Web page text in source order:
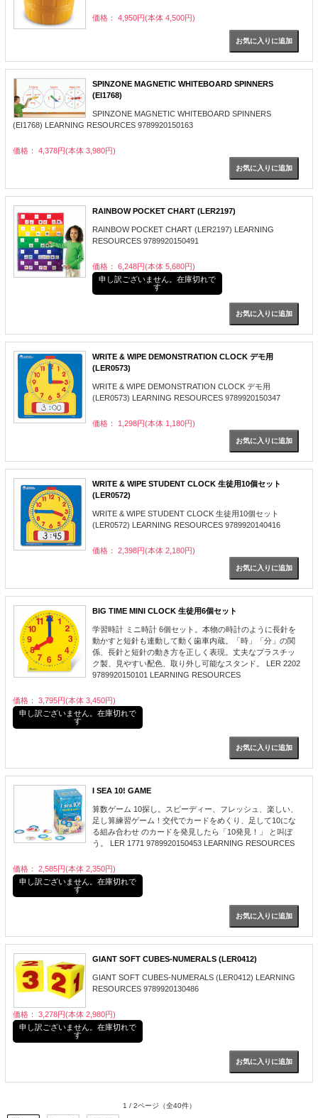
価格： 4,950円(本体 4,500円)
SPINZONE MAGNETIC WHITEBOARD SPINNERS
(EI1768)
SPINZONE MAGNETIC WHITEBOARD SPINNERS
(EI1768) LEARNING RESOURCES 9789920150163
価格： 4,378円(本体 3,980円)
RAINBOW POCKET CHART (LER2197)
RAINBOW POCKET CHART (LER2197) LEARNING
RESOURCES 9789920150491
価格： 6,248円(本体 5,680円)
申し訳ございません。在庫切れで
す
WRITE & WIPE DEMONSTRATION CLOCK デモ用
(LER0573)
WRITE & WIPE DEMONSTRATION CLOCK デモ用
(LER0573) LEARNING RESOURCES 9789920150347
価格： 1,298円(本体 1,180円)
WRITE & WIPE STUDENT CLOCK 生徒用10個セット
(LER0572)
WRITE & WIPE STUDENT CLOCK 生徒用10個セット
(LER0572) LEARNING RESOURCES 9789920140416
価格： 2,398円(本体 2,180円)
BIG TIME MINI CLOCK 生徒用6個セット
学習時計 ミニ時計 6個セット。本物の時計のように長針を
動かすと短針も連動して動く歯車内蔵。「時」「分」の関
係、長針と短針の動き方を正しく表現。丈夫なプラスチッ
ク製、見やすい配色、取り外し可能なスタンド。 LER 2202
9789920150101 LEARNING RESOURCES
価格： 3,795円(本体 3,450円)
申し訳ございません。在庫切れで
す
I SEA 10! GAME
算数ゲーム 10探し。スピーディー、フレッシュ、楽しい、
足し算練習ゲーム！交代でカードをめくり、足して10にな
る組み合わせ のカードを発見したら「10発見！」 と叫ぼ
う。 LER 1771 9789920150453 LEARNING RESOURCES
価格： 2,585円(本体 2,350円)
申し訳ございません。在庫切れで
す
GIANT SOFT CUBES-NUMERALS (LER0412)
GIANT SOFT CUBES-NUMERALS (LER0412) LEARNING
RESOURCES 9789920130486
価格： 3,278円(本体 2,980円)
申し訳ございません。在庫切れで
す
1 / 2ページ （全40件）